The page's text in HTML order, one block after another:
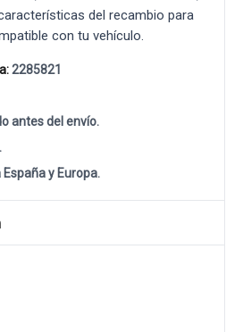
del recambio para
con tu vehículo.
2285821
antes del envío.
y Europa.